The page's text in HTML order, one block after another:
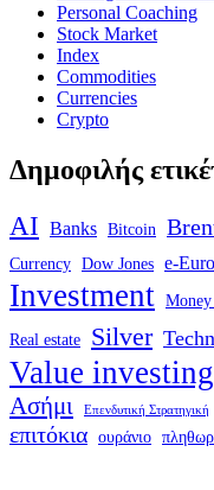
Personal Coaching
Stock Market
Index
Commodities
Currencies
Crypto
Δημοφιλής
AI Banks Bitcoin
Currency Dow Jones e-Euro
Investment
Real estate Silver
Value investing
Ασήμι Επενδυτική Στρατηγική
επιτόκια ουράνιο